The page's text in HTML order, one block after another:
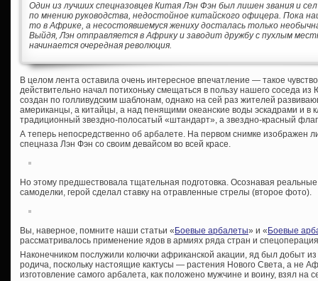
Один из лучших спецназовцев Китая Лэн Фэн был лишен звания и
по мнению руководства, недостойное китайского офицера. Пока
то в Африке, а несостоявшемуся жениху досталась только
Выйдя, Лэн отправляется в Африку и заводит дружбу с пухлым
начинается очередная революция.
В целом лента оставила очень интересное впечатление — такое
действительно начал потихоньку смещаться в пользу нашего соседа
создан по голливудским шаблонам, однако на сей раз жителей
американцы, а китайцы, а над пенящими океанские воды эскадрами и в
традиционный звездно-полосатый «штандарт», а звездно-красный
А теперь непосредственно об арбалете. На первом снимке изображен
спецназа Лэн Фэн со своим девайсом во всей красе.
Но этому предшествовала тщательная подготовка. Осознавая
самоделки, герой сделал ставку на отравленные стрелы (второе фото).
Вы, наверное, помните наши статьи « Боевые арбалеты» и « Боевые
рассматривалось применение ядов в армиях ряда стран и
Наконечником послужили колючки африканской акации, яд был добыт из
родича, поскольку настоящие кактусы — растения Нового Света, а не
изготовление самого арбалета, как положено мужчине и воину, взял на